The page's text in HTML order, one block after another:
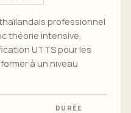
professionnel
théorie intensive,
UTTS pour les
à un niveau
DURÉE